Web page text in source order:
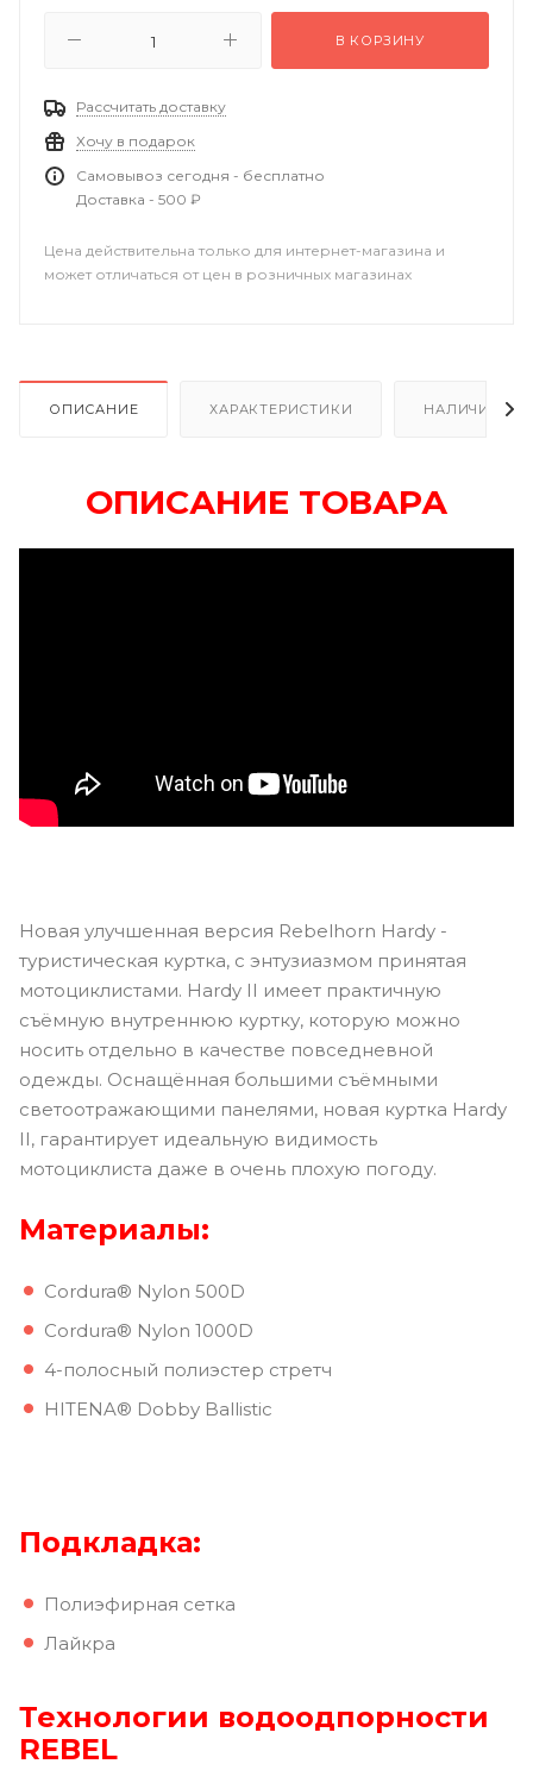
В КОРЗИНУ
Рассчитать доставку
Хочу в подарок
Самовывоз сегодня - бесплатно
Доставка - 500 ₽
Цена действительна только для интернет-магазина и
может отличаться от цен в розничных магазинах
ОПИСАНИЕ ХАРАКТЕРИСТИКИ НАЛИЧИЕ
ОПИСАНИЕ ТОВАРА
Новая улучшенная версия Rebelhorn Hardy -
туристическая куртка, с энтузиазмом принятая
мотоциклистами. Hardy II имеет практичную
съёмную внутреннюю куртку, которую можно
носить отдельно в качестве повседневной
одежды. Оснащённая большими съёмными
светоотражающими панелями, новая куртка Hardy
II, гарантирует идеальную видимость
мотоциклиста даже в очень плохую погоду.
Материалы:
Cordura® Nylon 500D
Cordura® Nylon 1000D
4-полосный полиэстер стретч
HITENA® Dobby Ballistic
Подкладка:
Полиэфирная сетка
Лайкра
Технологии водоодпорности
REBEL